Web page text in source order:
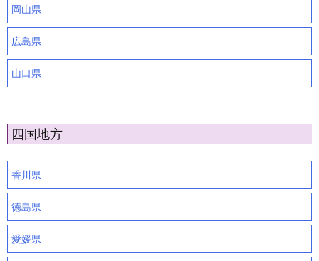
岡山県
広島県
山口県
四国地方
香川県
徳島県
愛媛県